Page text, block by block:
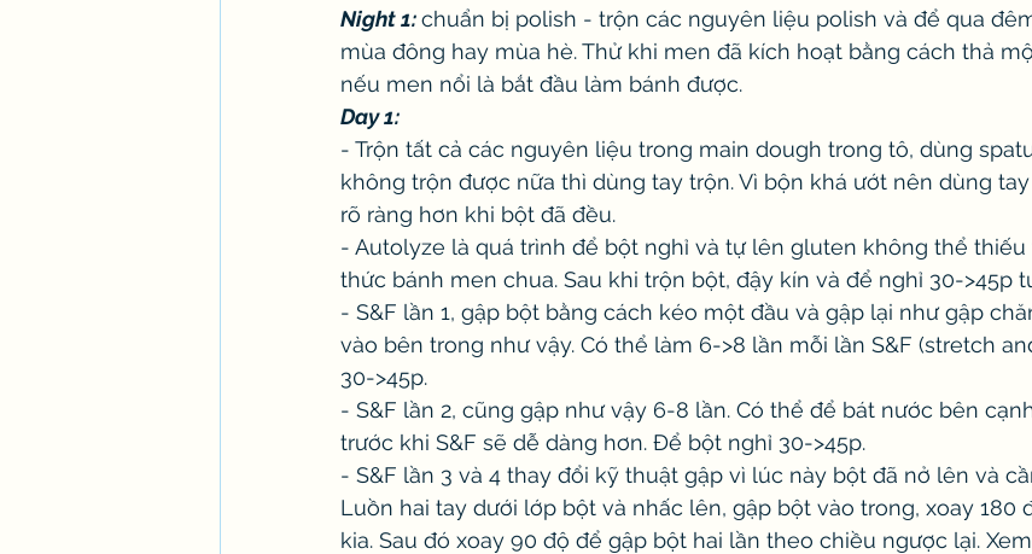
Night 1: chuẩn bị polish - trộn các nguyên liệu polish và để qua
mùa đông hay mùa hè. Thử khi men đã kích hoạt bằng cách thả
nếu men nổi là bắt đầu làm bánh được.
Day 1:
- Trộn tất cả các nguyên liệu trong main dough trong tô, dùng
không trộn được nữa thì dùng tay trộn. Vì bộn khá ướt nên dùng
rõ ràng hơn khi bột đã đều.
- Autolyze là quá trình để bột nghỉ và tự lên gluten không thể
thức bánh men chua. Sau khi trộn bột, đậy kín và để nghỉ 30->45p
- S&F lần 1, gập bột bằng cách kéo một đầu và gập lại như gập
vào bên trong như vậy. Có thể làm 6->8 lần mỗi lần S&F (stretch
30->45p.
- S&F lần 2, cũng gập như vậy 6-8 lần. Có thể để bát nước bên
trước khi S&F sẽ dễ dàng hơn. Để bột nghỉ 30->45p.
- S&F lần 3 và 4 thay đổi kỹ thuật gập vì lúc này bột đã nở lên và
Luồn hai tay dưới lớp bột và nhấc lên, gập bột vào trong, xoay 180
kia. Sau đó xoay 90 độ để gập bột hai lần theo chiều ngược lại.